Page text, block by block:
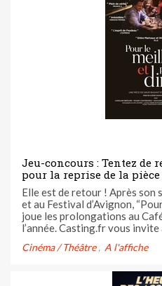
Jeu-concours : Tentez de
pour la reprise de la pièce
meilleur et pour le dire” au
Elle est de retour ! Après son
et au Festival d’Avignon,
joue les prolongations au
l’année. Casting.fr vous
Cinéma / Théâtre A l'affiche